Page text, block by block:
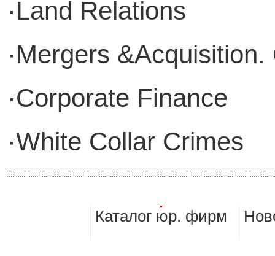
·Land Relations
·Mergers
·Corporate Finance
·White Collar Crimes
Каталог юр. фирм